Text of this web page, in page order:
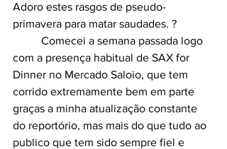
Adoro estes rasgos de pseudo-
primavera para matar saudades. ?
com a presença habitual de SAX for
Dinner no Mercado Saloio, que tem
corrido extremamente bem em parte
graças a minha atualização constante
do reportório, mas mais do que tudo ao
publico que tem sido sempre fiel e